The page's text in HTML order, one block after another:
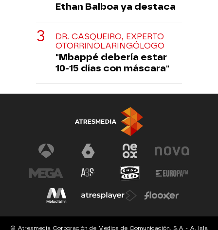
Ethan Balboa ya destaca
DR. CASQUEIRO, EXPERTO
OTORRINOLARINGÓLOGO
"Mbappé debería estar
10-15 días con máscara"
© Atresmedia Corporación de Medios de Comunicación, S.A - A. Isla